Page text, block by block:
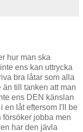
hur man ska
ens kan uttrycka
bra låtar som alla
till tanken att man
ens DEN känslan
en låt eftersom I'll be
jobba men
har den jävla